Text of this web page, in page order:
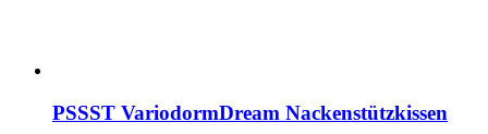
PSSST VariodormDream Nackenstützkissen